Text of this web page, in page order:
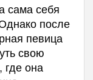
сама себя
после
певица
свою
где она